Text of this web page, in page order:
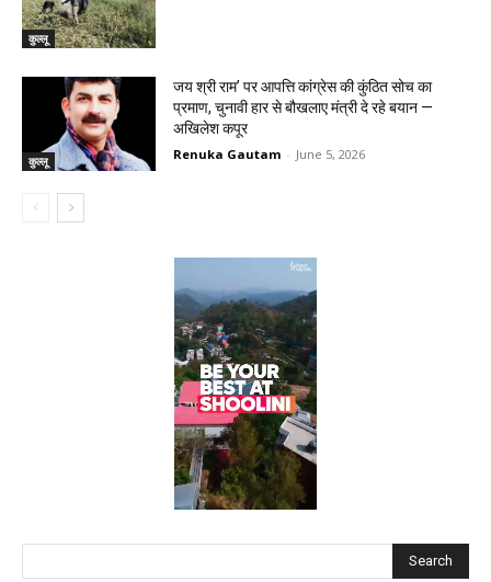
कुल्लू
कुल्लू
जय श्री राम’ पर आपत्ति कांग्रेस की कुंठित सोच का
प्रमाण, चुनावी हार से बौखलाए मंत्री दे रहे बयान —
अखिलेश कपूर
Renuka Gautam - June 5, 2026
Search